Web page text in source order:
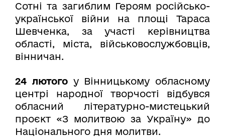
Сотні та загиблим Героям російсько-
української війни на площі Тараса
Шевченка, за участі керівництва
області, міста, військовослужбовців,
вінничан.
24 лютого у Вінницькому обласному
центрі народної творчості відбувся
обласний літературно-мистецький
проєкт «З молитвою за Україну» до
Національного дня молитви.